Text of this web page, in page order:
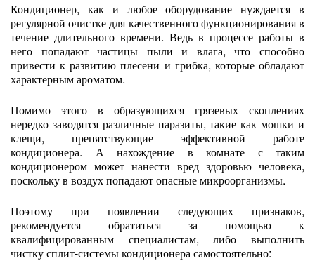
Кондиционер, как и любое оборудование нуждается в
регулярной очистке для качественного функционирования в
течение длительного времени. Ведь в процессе работы в
него попадают частицы пыли и влага, что способно
привести к развитию плесени и грибка, которые обладают
характерным ароматом.
Помимо этого в образующихся грязевых скоплениях
нередко заводятся различные паразиты, такие как мошки и
клещи, препятствующие эффективной работе
кондиционера. А нахождение в комнате с таким
кондиционером может нанести вред здоровью человека,
поскольку в воздух попадают опасные микроорганизмы.
Поэтому при появлении следующих признаков,
рекомендуется обратиться за помощью к
квалифицированным специалистам, либо выполнить
чистку сплит-системы кондиционера самостоятельно: